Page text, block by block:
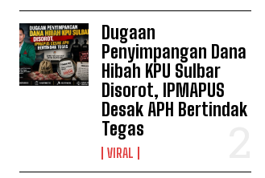
Dugaan
Penyimpangan Dana
Hibah KPU Sulbar
Disorot, IPMAPUS
Desak APH Bertindak
Tegas
VIRAL